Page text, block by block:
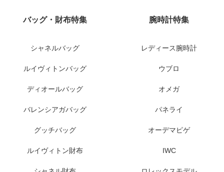
バッグ・財布特集
シャネルバッグ
ルイヴィトンバッグ
ディオールバッグ
バレンシアガバッグ
グッチバッグ
ルイヴィトン財布
腕時計特集
レディース腕時計
ウブロ
オメガ
パネライ
オーデマピゲ
IWC